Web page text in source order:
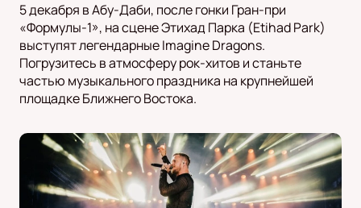
5 декабря в Абу-Даби, после гонки Гран-при
«Формулы-1», на сцене Этихад Парка (Etihad Park)
выступят легендарные Imagine Dragons.
Погрузитесь в атмосферу рок-хитов и станьте
частью музыкального праздника на крупнейшей
площадке Ближнего Востока.